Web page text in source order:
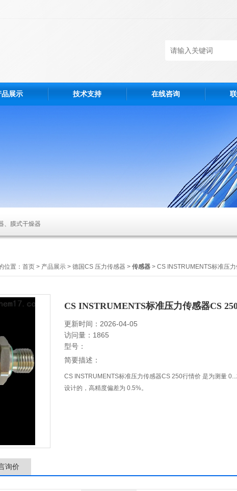
品展示 技术支持 在线咨询
、膜式干燥器
位置： 首页 > 产品展示 > 德国CS 压力传感器 > 传感器 > CS INSTRUMENTS标准压
CS INSTRUMENTS标准压力传感器CS
更新时间：2026-04-05
访问量：1865
型号：
简要描述：
CS INSTRUMENTS标准压力传感器CS 250行情价 是为测量
设计的，高精度偏差为 0.5%。
询价